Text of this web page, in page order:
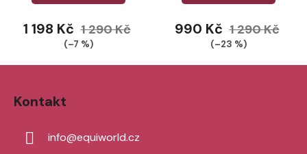
1 198 Kč 1 290 Kč
(–7 %)
990 Kč 1 290 Kč
(–23 %)
Kontakt
info@equiworld.cz